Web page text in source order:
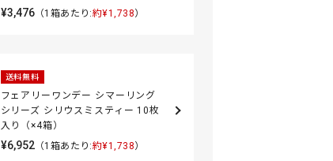
¥3,476（1箱あたり:約¥1,738）
送料無料
フェアリーワンデー シマーリング
シリーズ シリウスミスティー 10枚
入り（×4箱）
¥6,952（1箱あたり:約¥1,738）